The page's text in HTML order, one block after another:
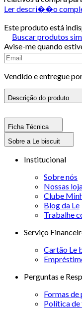
Ler descri��o
Este produto está
Buscar produtos
Avise-me quando
Vendido e entregue
Descrição do produto
Ficha Técnica
Sobre a Le biscuit
Institucional
Sobre nós
Nossas
Clube
Blog da Le
Trabalhe
Serviço
Cartão Le
Perguntas e
Formas
Política de